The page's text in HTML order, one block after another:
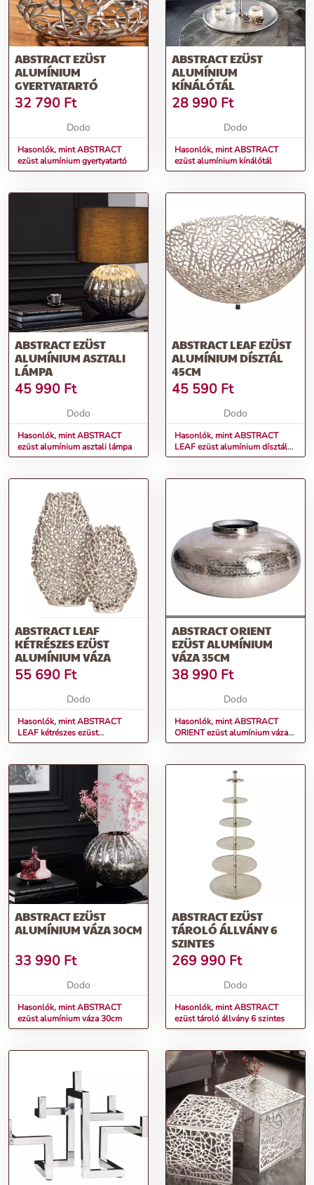
ABSTRACT EZÜST
ALUMÍNIUM
GYERTYATARTÓ
32 790 Ft
Dodo
Hasonlók, mint ABSTRACT
ezüst alumínium gyertyatartó
ABSTRACT EZÜST
ALUMÍNIUM
KÍNÁLÓTÁL
28 990 Ft
Dodo
Hasonlók, mint ABSTRACT
ezüst alumínium kínálótál
ABSTRACT EZÜST
ALUMÍNIUM ASZTALI
LÁMPA
45 990 Ft
Dodo
Hasonlók, mint ABSTRACT
ezüst alumínium asztali lámpa
ABSTRACT LEAF EZÜST
ALUMÍNIUM DÍSZTÁL
45CM
45 590 Ft
Dodo
Hasonlók, mint ABSTRACT
LEAF ezüst alumínium dísztál
45cm
ABSTRACT LEAF
KÉTRÉSZES EZÜST
ALUMÍNIUM VÁZA
55 690 Ft
Dodo
Hasonlók, mint ABSTRACT
LEAF kétrészes ezüst
alumínium váza
ABSTRACT ORIENT
EZÜST ALUMÍNIUM
VÁZA 35CM
38 990 Ft
Dodo
Hasonlók, mint ABSTRACT
ORIENT ezüst alumínium váza
35cm
ABSTRACT EZÜST
ALUMÍNIUM VÁZA 30CM
33 990 Ft
Dodo
Hasonlók, mint ABSTRACT
ezüst alumínium váza 30cm
ABSTRACT EZÜST
TÁROLÓ ÁLLVÁNY 6
SZINTES
269 990 Ft
Dodo
Hasonlók, mint ABSTRACT
ezüst tároló állvány 6 szintes